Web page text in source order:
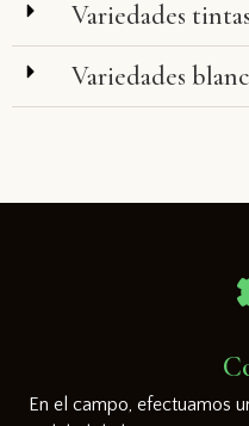
Variedades tintas
Variedades
En el campo, efectuamos